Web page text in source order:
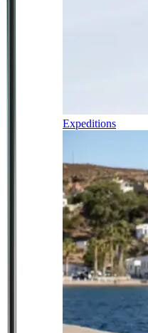
Expeditions